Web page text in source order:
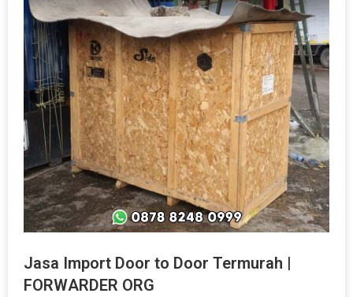
Jasa Import Door to Door Termurah |
FORWARDER ORG